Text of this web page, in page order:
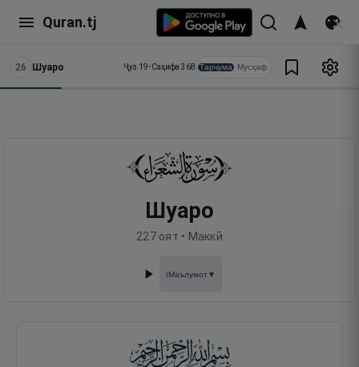
Quran.tj
26 Шуаро Ҷуз 19•Саҳифа 368 Тарҷума Мусҳаф
Шуаро
227оят • Маккӣ
ℹ️Маълумот▼